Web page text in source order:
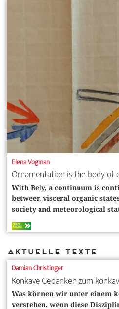
Elena Vogman
Ornamentation is the body of
With Bely, a continuum is
between visceral organic
society and meteorological
OPEN
ACCESS
Aktuelle Texte
Damian Christinger
Konkave Gedanken zum
Was können wir unter einem
verstehen, wenn diese